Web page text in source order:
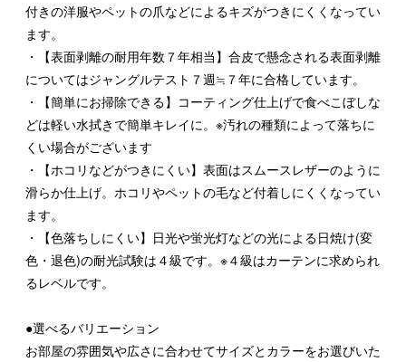
付きの洋服やペットの爪などによるキズがつきにくくなってい
ます。
・【表面剥離の耐用年数７年相当】合皮で懸念される表面剥離
についてはジャングルテスト７週≒７年に合格しています。
・【簡単にお掃除できる】コーティング仕上げで食べこぼしな
どは軽い水拭きで簡単キレイに。※汚れの種類によって落ちに
くい場合がございます
・【ホコリなどがつきにくい】表面はスムースレザーのように
滑らか仕上げ。ホコリやペットの毛など付着しにくくなってい
ます。
・【色落ちしにくい】日光や蛍光灯などの光による日焼け(変
色・退色)の耐光試験は４級です。※４級はカーテンに求められ
るレベルです。
●選べるバリエーション
お部屋の雰囲気や広さに合わせてサイズとカラーをお選びいた